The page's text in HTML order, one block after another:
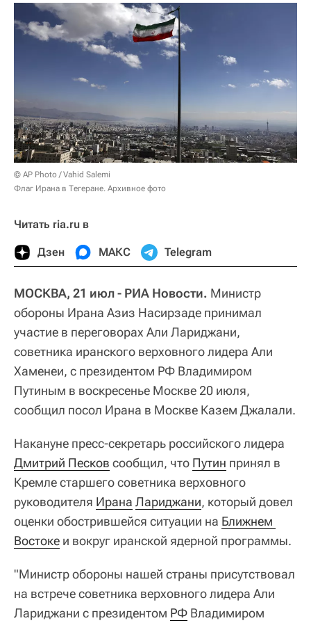
© AP Photo / Vahid Salemi
Флаг Ирана в Тегеране. Архивное фото
Читать ria.ru в
Дзен МАКС Telegram
МОСКВА, 21 июл - РИА Новости. Министр
обороны Ирана Азиз Насирзаде принимал
участие в переговорах Али Лариджани,
советника иранского верховного лидера Али
Хаменеи, с президентом РФ Владимиром
Путиным в воскресенье Москве 20 июля,
сообщил посол Ирана в Москве Казем Джалали.
Накануне пресс-секретарь российского лидера
Дмитрий Песков сообщил, что Путин принял в
Кремле старшего советника верховного
руководителя Ирана Лариджани, который довел
оценки обострившейся ситуации на Ближнем
Востоке и вокруг иранской ядерной программы.
"Министр обороны нашей страны присутствовал
на встрече советника верховного лидера Али
Лариджани с президентом РФ Владимиром